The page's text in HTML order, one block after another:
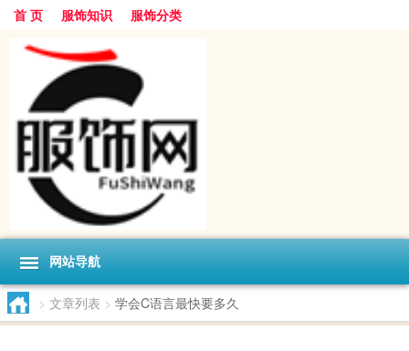
首 页 服饰知识 服饰分类
网站导航
> 文章列表 > 学会C语言最快要多久